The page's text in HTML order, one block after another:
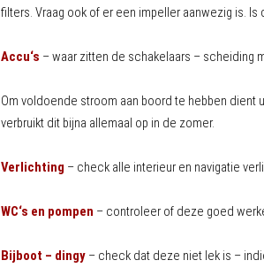
filters. Vraag ook of er een impeller aanwezig is.
Accu‘s – waar zitten de schakelaars – scheiding
Om voldoende stroom aan boord te hebben dient
verbruikt dit bijna allemaal op in de zomer.
Verlichting – check alle interieur en navigatie
WC‘s en pompen – controleer of deze goed
Bijboot – dingy– check dat deze niet lek is –